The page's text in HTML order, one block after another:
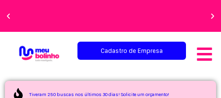
perfeita!
Cadastro de Empresa
Tiveram 250 buscas nos últimos 30 dias! Solicite um orçamento!